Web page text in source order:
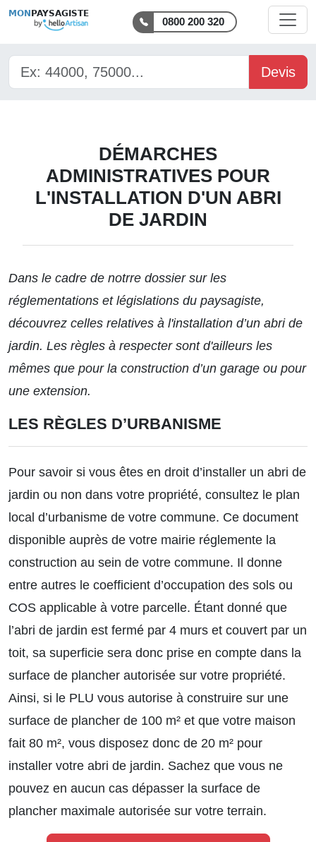
MON PAYSAGISTE
0800 200 320
Devis
DÉMARCHES
ADMINISTRATIVES POUR
L'INSTALLATION D'UN ABRI
DE JARDIN
Dans le cadre de notrre dossier sur les
réglementations et législations du paysagiste,
découvrez celles relatives à l'installation d’un abri de
jardin. Les règles à respecter sont d'ailleurs les
mêmes que pour la construction d’un garage ou pour
une extension.
LES RÈGLES D’URBANISME
Pour savoir si vous êtes en droit d’installer un abri de
jardin ou non dans votre propriété, consultez le plan
local d’urbanisme de votre commune. Ce document
disponible auprès de votre mairie réglemente la
construction au sein de votre commune. Il donne
entre autres le coefficient d’occupation des sols ou
COS applicable à votre parcelle. Étant donné que
l’abri de jardin est fermé par 4 murs et couvert par un
toit, sa superficie sera donc prise en compte dans la
surface de plancher autorisée sur votre propriété.
Ainsi, si le PLU vous autorise à construire sur une
surface de plancher de 100 m² et que votre maison
fait 80 m², vous disposez donc de 20 m² pour
installer votre abri de jardin. Sachez que vous ne
pouvez en aucun cas dépasser la surface de
plancher maximale autorisée sur votre terrain.